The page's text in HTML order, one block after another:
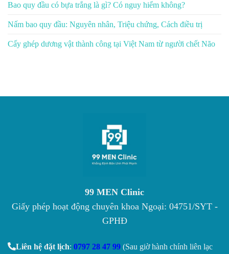
Bao quy đầu có bựa trắng là gì? Có nguy hiểm không?
Nấm bao quy đầu: Nguyên nhân, Triệu chứng, Cách điều trị
Cấy ghép dương vật thành công tại Việt Nam từ người chết Não
99 MEN Clinic
Giấy phép hoạt động chuyên khoa Ngoại: 04751/SYT -
GPHĐ
Liên hệ đặt lịch: 0797 28 47 99 (Sau giờ hành chính liên lạc